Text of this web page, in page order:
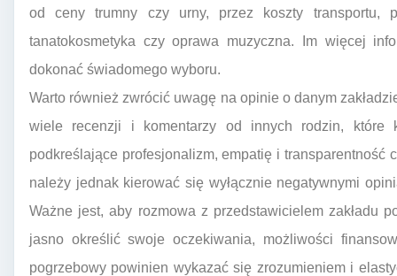
od ceny trumny czy urny, przez koszty transportu,
tanatokosmetyka czy oprawa muzyczna. Im więcej
dokonać świadomego wyboru.
Warto również zwrócić uwagę na opinie o danym
wiele recenzji i komentarzy od innych rodzin, które
podkreślające profesjonalizm, empatię i transparentność
należy jednak kierować się wyłącznie negatywnymi
Ważne jest, aby rozmowa z przedstawicielem zakładu
jasno określić swoje oczekiwania, możliwości
pogrzebowy powinien wykazać się zrozumieniem i